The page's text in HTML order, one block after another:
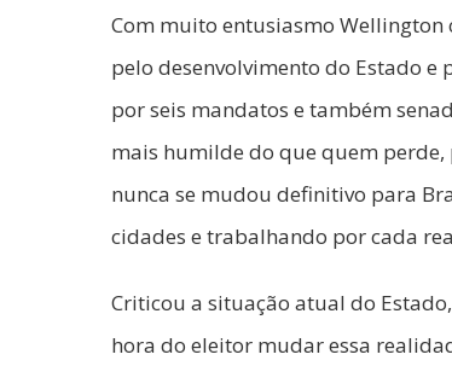
Com muito entusiasmo
pelo desenvolvimento do Estado
por seis mandatos e também
mais humilde do que quem
nunca se mudou definitivo para
cidades e trabalhando por cada
Criticou a situação atual do
hora do eleitor mudar essa